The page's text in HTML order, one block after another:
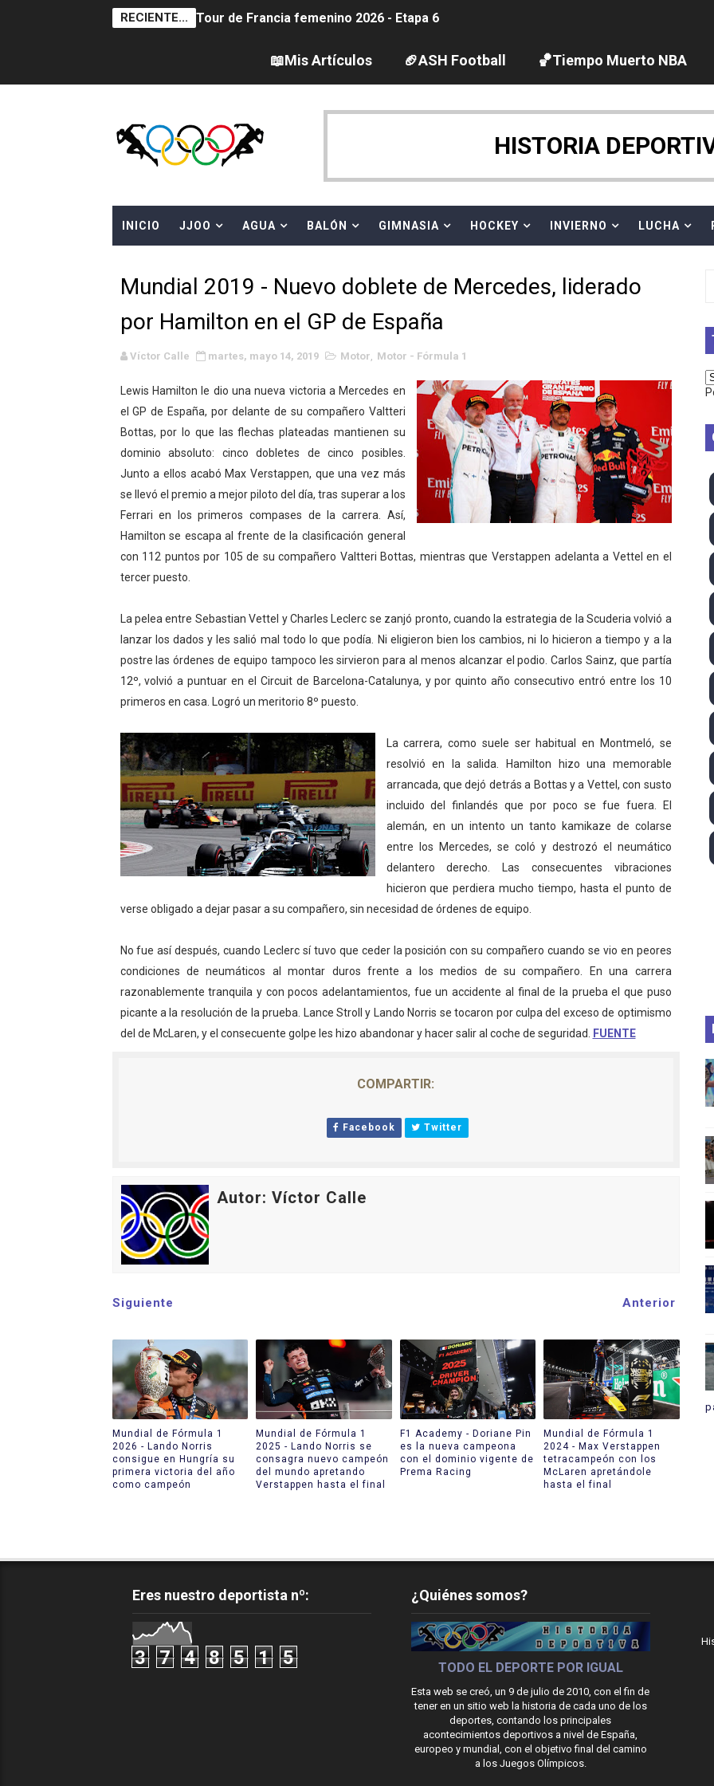
RECIENTE... Tour de Francia femenino 2026 - Etapa 6
Women's Pro Baseball League 2026
Campeonato de Europa en aguas abiertas 2026 (París, Francia) - Dobletes de
Campeonato de Europa de pentatlón moderno 2026 (Estambul, Turquía)
Campeonato de Europa de natación artística 2026 (París, Francia) - España domina
Canadá Open 2026
WWE NXT - Myles Borne y Tavion Heights ponen fin al reinado por parejas de The
Canadian Football League 2026 - Week 10
EFA y AFLE 2026 - Regular season
Grandes éxitos por fin para Chelsea Green, Chad Gable y Baron Corbin en SummerSlam
Campeonato de Europa de MTB 2026 (Monteceneri, Suiza) - Charlie Aldridge y Sina
Campeonato de Europa de remo 2026 (Varese, Italia) - Rumanía, Alemania y Gran
Mundial de lacrosse femenino 2026 (Tokio, Japón) - Estados Unidos invencibles, ya
Máxima celebración en el último Impact! con Jason Hotch como nuevo TNA
Mundial de esgrima 2026 (Hong Kong) - La delegación italiana arrasa con 4 oros y 4
Raquel Rodriguez es la nueva monarca Intercontinental, su primer título individual en
Athletes Unlimited Softball League 2026 - Las Utah Talons son bicampeonas de la AUSL
Mundial de piragüismo slalom 2026 (Oklahoma City, Estados Unidos) - Miquel Travé
Tour de Francia masculino 2026 - Tadej Pogacar entra en el selecto grupo de los
Mundial de Fórmula 1 2026 - Lando Norris consigue en Hungría su primera victoria
Campeonato de Europa de saltos 2026 (París, Francia) - Bronce para Jorge y Ana
📖Mis Artículos 🏈ASH Football 🏀Tiempo Muerto NBA
HISTORIA
INICIO JJOO AGUA BALÓN GIMNASIA HOCKEY INVIERNO LUCHA
Mundial 2019 - Nuevo doblete de Mercedes, liderado
por Hamilton en el GP de España
Víctor Calle martes, mayo 14, 2019 Motor, Motor - Fórmula 1
Lewis Hamilton le dio una nueva victoria a Mercedes en
el GP de España, por delante de su compañero Valtteri
Bottas, por lo que las flechas plateadas mantienen su
dominio absoluto: cinco dobletes de cinco posibles.
Junto a ellos acabó Max Verstappen, que una vez más
se llevó el premio a mejor piloto del día, tras superar a los
Ferrari en los primeros compases de la carrera. Así,
Hamilton se escapa al frente de la clasificación general
con 112 puntos por 105 de su compañero Valtteri Bottas, mientras que Verstappen adelanta a Vettel en el
tercer puesto.
La pelea entre Sebastian Vettel y Charles Leclerc se zanjó pronto, cuando la estrategia de la Scuderia volvió a
lanzar los dados y les salió mal todo lo que podía. Ni eligieron bien los cambios, ni lo hicieron a tiempo y a la
postre las órdenes de equipo tampoco les sirvieron para al menos alcanzar el podio. Carlos Sainz, que partía
12º, volvió a puntuar en el Circuit de Barcelona-Catalunya, y por quinto año consecutivo entró entre los 10
primeros en casa. Logró un meritorio 8º puesto.
La carrera, como suele ser habitual en Montmeló, se
resolvió en la salida. Hamilton hizo una memorable
arrancada, que dejó detrás a Bottas y a Vettel, con susto
incluido del finlandés que por poco se fue fuera. El
alemán, en un intento un tanto kamikaze de colarse
entre los Mercedes, se coló y destrozó el neumático
delantero derecho. Las consecuentes vibraciones
hicieron que perdiera mucho tiempo, hasta el punto de
verse obligado a dejar pasar a su compañero, sin necesidad de órdenes de equipo.
No fue así después, cuando Leclerc sí tuvo que ceder la posición con su compañero cuando se vio en peores
condiciones de neumáticos al montar duros frente a los medios de su compañero. En una carrera
razonablemente tranquila y con pocos adelantamientos, fue un accidente al final de la prueba el que puso
picante a la resolución de la prueba. Lance Stroll y Lando Norris se tocaron por culpa del exceso de optimismo
del de McLaren, y el consecuente golpe les hizo abandonar y hacer salir al coche de seguridad.
FUENTE
COMPARTIR:
Facebook Twitter
Autor: Víctor Calle
Siguiente Anterior
Mundial de Fórmula 1
2026 - Lando Norris
consigue en Hungría su
primera victoria del año
como campeón
Mundial de Fórmula 1
2025 - Lando Norris se
consagra nuevo campeón
del mundo apretando
Verstappen hasta el final
F1 Academy - Doriane Pin
es la nueva campeona
con el dominio vigente de
Prema Racing
Mundial de Fórmula 1
2024 - Max Verstappen
tetracampeón con los
McLaren apretándole
hasta el final
Eres nuestro deportista nº:
3 7 4 8 5 1 5
¿Quiénes somos?
TODO EL DEPORTE POR IGUAL
Esta web se creó, un 9 de julio de 2010, con el fin de
tener en un sitio web la historia de cada uno de los
deportes, contando los principales
acontecimientos deportivos a nivel de España,
europeo y mundial, con el objetivo final del camino
a los Juegos Olímpicos.